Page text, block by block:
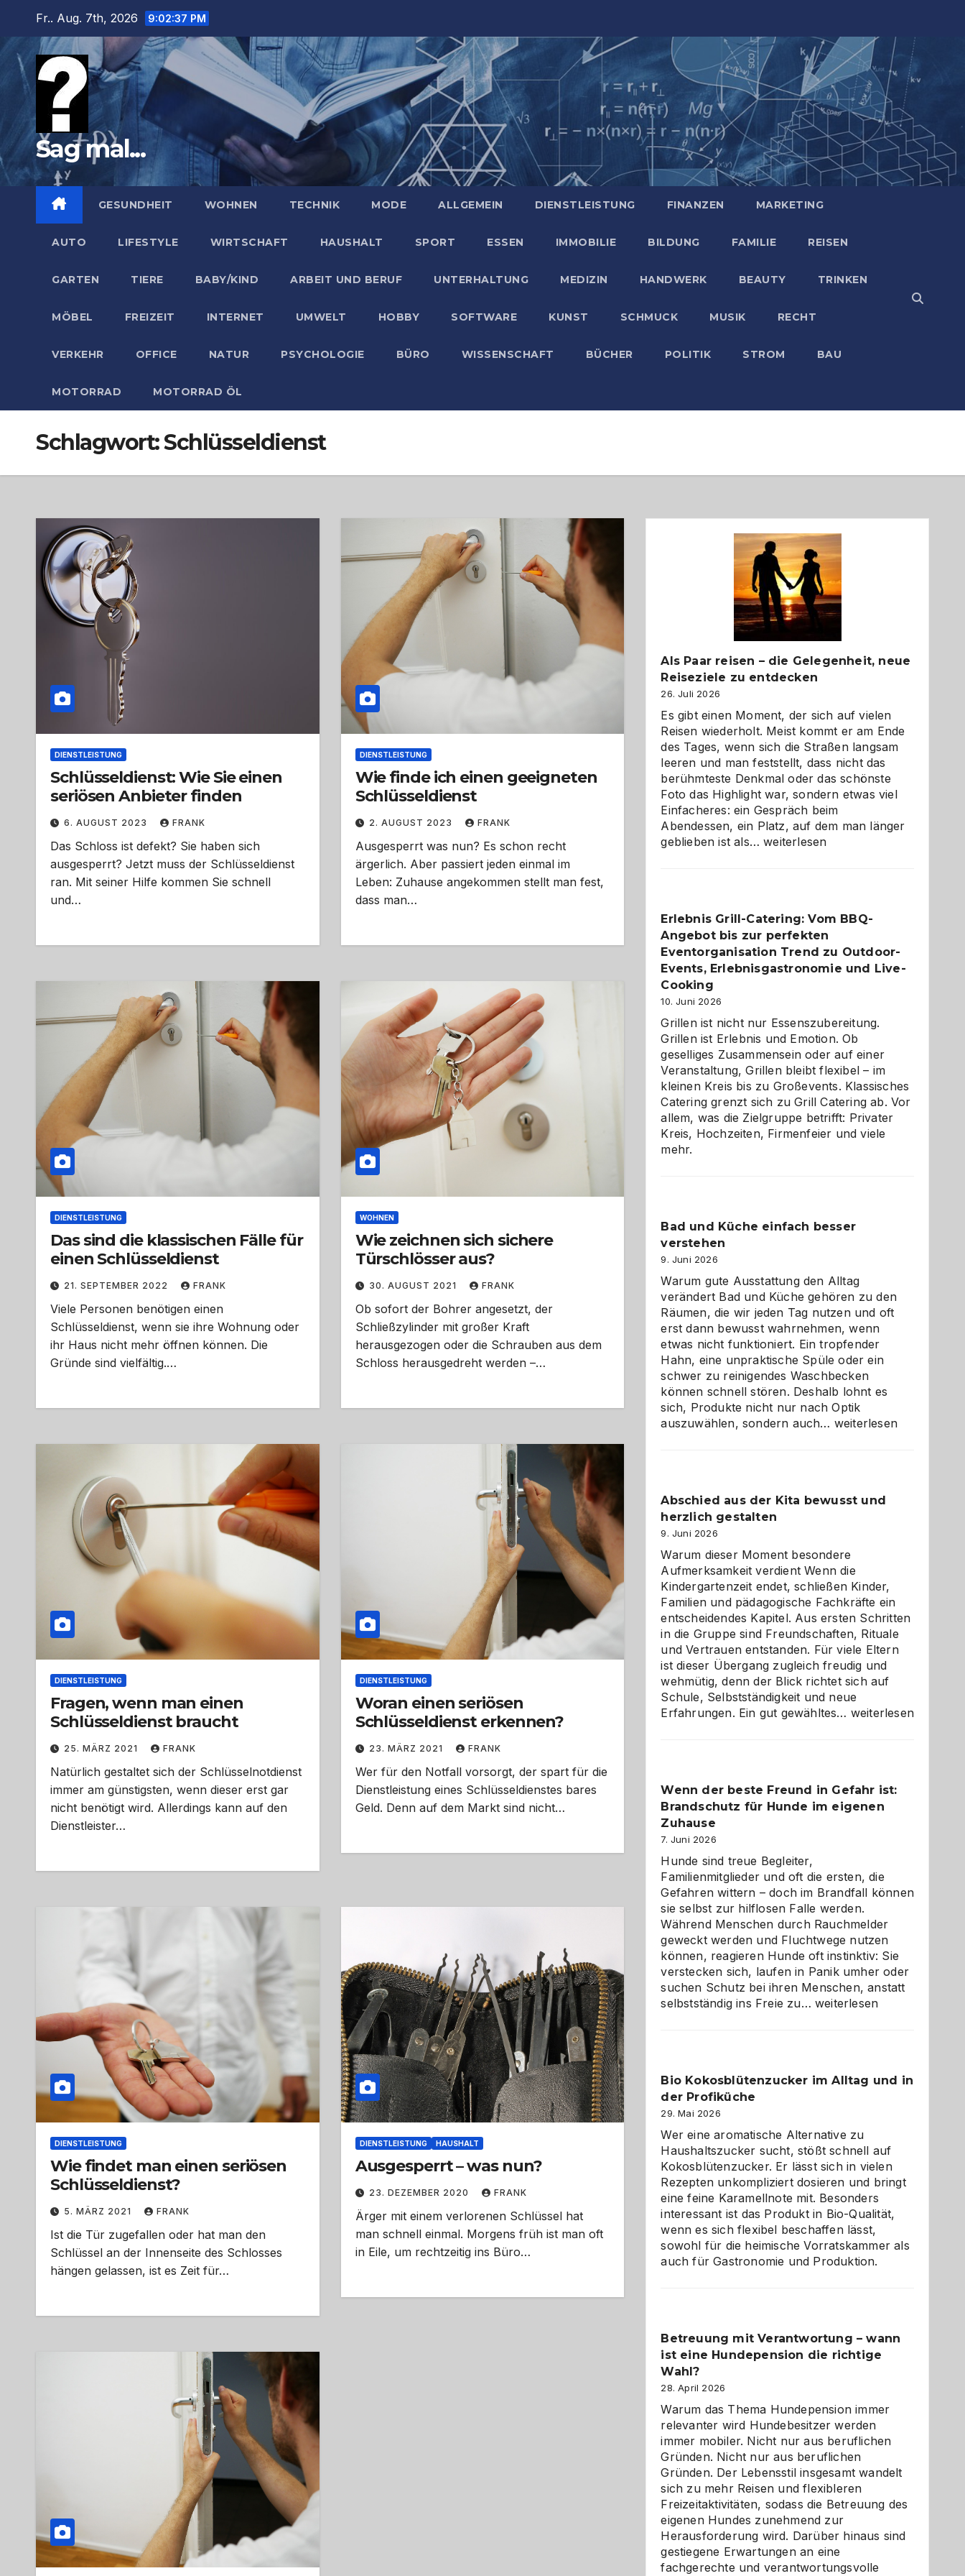
springen
Fr.. Aug. 7th, 2026 9:02:38 PM
Sag mal...
GESUNDHEIT WOHNEN TECHNIK MODE ALLGEMEIN DIENSTLEISTUNG FINANZEN MARKETING
AUTO LIFESTYLE WIRTSCHAFT HAUSHALT SPORT ESSEN IMMOBILIE BILDUNG FAMILIE REISEN
GARTEN TIERE BABY/KIND ARBEIT UND BERUF UNTERHALTUNG MEDIZIN HANDWERK BEAUTY TRINKEN
MÖBEL FREIZEIT INTERNET UMWELT HOBBY SOFTWARE KUNST SCHMUCK MUSIK RECHT
VERKEHR OFFICE NATUR PSYCHOLOGIE BÜRO WISSENSCHAFT BÜCHER POLITIK STROM BAU
MOTORRAD MOTORRAD ÖL
Schlagwort:Schlüsseldienst
DIENSTLEISTUNG
Schlüsseldienst: Wie Sie einen
seriösen Anbieter finden
6. AUGUST 2023 FRANK
Das Schloss ist defekt? Sie haben sich
ausgesperrt? Jetzt muss der Schlüsseldienst
ran. Mit seiner Hilfe kommen Sie schnell
und…
DIENSTLEISTUNG
Wie finde ich einen geeigneten
Schlüsseldienst
2. AUGUST 2023 FRANK
Ausgesperrt was nun? Es schon recht
ärgerlich. Aber passiert jeden einmal im
Leben: Zuhause angekommen stellt man fest,
dass man…
DIENSTLEISTUNG
Das sind die klassischen Fälle für
einen Schlüsseldienst
21. SEPTEMBER 2022 FRANK
Viele Personen benötigen einen
Schlüsseldienst, wenn sie ihre Wohnung oder
ihr Haus nicht mehr öffnen können. Die
Gründe sind vielfältig.…
WOHNEN
Wie zeichnen sich sichere
Türschlösser aus?
30. AUGUST 2021 FRANK
Ob sofort der Bohrer angesetzt, der
Schließzylinder mit großer Kraft
herausgezogen oder die Schrauben aus dem
Schloss herausgedreht werden –…
DIENSTLEISTUNG
Fragen, wenn man einen
Schlüsseldienst braucht
25. MÄRZ 2021 FRANK
Natürlich gestaltet sich der Schlüsselnotdienst
immer am günstigsten, wenn dieser erst gar
nicht benötigt wird. Allerdings kann auf den
Dienstleister…
DIENSTLEISTUNG
Woran einen seriösen
Schlüsseldienst erkennen?
23. MÄRZ 2021 FRANK
Wer für den Notfall vorsorgt, der spart für die
Dienstleistung eines Schlüsseldienstes bares
Geld. Denn auf dem Markt sind nicht…
DIENSTLEISTUNG
Wie findet man einen seriösen
Schlüsseldienst?
5. MÄRZ 2021 FRANK
Ist die Tür zugefallen oder hat man den
Schlüssel an der Innenseite des Schlosses
hängen gelassen, ist es Zeit für…
DIENSTLEISTUNG HAUSHALT
Ausgesperrt – was nun?
23. DEZEMBER 2020 FRANK
Ärger mit einem verlorenen Schlüssel hat
man schnell einmal. Morgens früh ist man oft
in Eile, um rechtzeitig ins Büro…
Als Paar reisen – die Gelegenheit, neue
Reiseziele zu entdecken
26. Juli 2026
Es gibt einen Moment, der sich auf vielen
Reisen wiederholt. Meist kommt er am Ende
des Tages, wenn sich die Straßen langsam
leeren und man feststellt, dass nicht das
berühmteste Denkmal oder das schönste
Foto das Highlight war, sondern etwas viel
Einfacheres: ein Gespräch beim
Abendessen, ein Platz, auf dem man länger
geblieben ist als…Als
Gelegenheit,
neue
Reiseziele
zu
weiterlesen
Erlebnis Grill-Catering: Vom BBQ-
Angebot bis zur perfekten
Eventorganisation Trend zu Outdoor-
Events, Erlebnisgastronomie und Live-
Cooking
10. Juni 2026
Grillen ist nicht nur Essenszubereitung.
Grillen ist Erlebnis und Emotion. Ob
geselliges Zusammensein oder auf einer
Veranstaltung, Grillen bleibt flexibel – im
kleinen Kreis bis zu Großevents. Klassisches
Catering grenzt sich zu Grill Catering ab. Vor
allem, was die Zielgruppe betrifft: Privater
Kreis, Hochzeiten, Firmenfeier und viele
mehr.
Bad und Küche einfach besser
verstehen
9. Juni 2026
Warum gute Ausstattung den Alltag
verändert Bad und Küche gehören zu den
Räumen, die wir jeden Tag nutzen und oft
erst dann bewusst wahrnehmen, wenn
etwas nicht funktioniert. Ein tropfender
Hahn, eine unpraktische Spüle oder ein
schwer zu reinigendes Waschbecken
können schnell stören. Deshalb lohnt es
sich, Produkte nicht nur nach Optik
auszuwählen, sondern auch… Bad
verstehen
weiterlesen
Abschied aus der Kita bewusst und
herzlich gestalten
9. Juni 2026
Warum dieser Moment besondere
Aufmerksamkeit verdient Wenn die
Kindergartenzeit endet, schließen Kinder,
Familien und pädagogische Fachkräfte ein
entscheidendes Kapitel. Aus ersten Schritten
in die Gruppe sind Freundschaften, Rituale
und Vertrauen entstanden. Für viele Eltern
ist dieser Übergang zugleich freudig und
wehmütig, denn der Blick richtet sich auf
Schule, Selbstständigkeit und neue
Erfahrungen. Ein gut gewähltes… Abschied
und
herzlich
weiterlesen
Wenn der beste Freund in Gefahr ist:
Brandschutz für Hunde im eigenen
Zuhause
7. Juni 2026
Hunde sind treue Begleiter,
Familienmitglieder und oft die ersten, die
Gefahren wittern – doch im Brandfall können
sie selbst zur hilflosen Falle werden.
Während Menschen durch Rauchmelder
geweckt werden und Fluchtwege nutzen
können, reagieren Hunde oft instinktiv: Sie
verstecken sich, laufen in Panik umher oder
suchen Schutz bei ihren Menschen, anstatt
selbstständig ins Freie zu… Wenn
Gefahr
für
Hunde
im
eigenen
Zuhause
weiterlesen
Bio Kokosblütenzucker im Alltag und in
der Profiküche
29. Mai 2026
Wer eine aromatische Alternative zu
Haushaltszucker sucht, stößt schnell auf
Kokosblütenzucker. Er lässt sich in vielen
Rezepten unkompliziert dosieren und bringt
eine feine Karamellnote mit. Besonders
interessant ist das Produkt in Bio-Qualität,
wenn es sich flexibel beschaffen lässt,
sowohl für die heimische Vorratskammer als
auch für Gastronomie und Produktion.
Betreuung mit Verantwortung – wann
ist eine Hundepension die richtige
Wahl?
28. April 2026
Warum das Thema Hundepension immer
relevanter wird Hundebesitzer werden
immer mobiler. Nicht nur aus beruflichen
Gründen. Nicht nur aus beruflichen
Gründen. Der Lebensstil insgesamt wandelt
sich zu mehr Reisen und flexibleren
Freizeitaktivitäten, sodass die Betreuung des
eigenen Hundes zunehmend zur
Herausforderung wird. Darüber hinaus sind
gestiegene Erwartungen an eine
fachgerechte und verantwortungsvolle